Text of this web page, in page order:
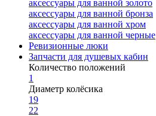
аксессуары для ванной золото
аксессуары для ванной бронза
аксессуары для ванной хром
аксессуары для ванной черные
Ревизионные люки
Запчасти для душевых кабин
Количество положений
1
Диаметр колёсика
19
22